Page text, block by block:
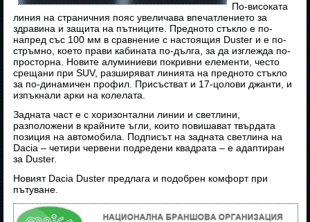
По-високата
линия на страничния пояс увеличава впечатлението за
здравина и защита на пътниците. Предното стъкло е по-
напред със 100 мм в сравнение с настоящия Duster и е по-
стръмно, което прави кабината по-дълга, за да изглежда по-
просторна. Новите алуминиеви покривни елементи, често
срещани при SUV, разширяват линията на предното стъкло
за по-динамичен профил. Присъстват и 17-цолови джанти, и
изпъкнали арки на колелата.
Задната част е с хоризонтални линии и светлини,
разположени в крайните ъгли, които повишават твърдата
позиция на автомобила. Подписът на задната светлина на
Dacia – четири червени подредени квадрата – е адаптиран
за Duster.
Новият Dacia Duster предлага и подобрен комфорт при
пътуване.